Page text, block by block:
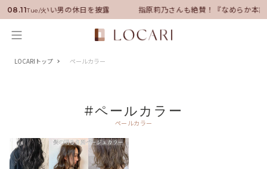
08.11Tue/火
ーに就任！いい男の休日を披露 指原莉乃さんも絶賛！『なめらか本
LOCARIトップ ペールカラー
#ペールカラー
ペールカラー